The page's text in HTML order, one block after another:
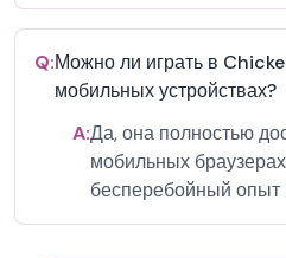
Q:Можно ли играть в
мобильных устройствах?
A:Да, она полностью
мобильных
бесперебойный опыт